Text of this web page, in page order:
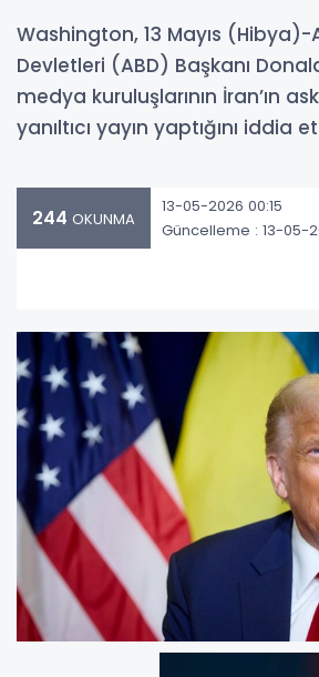
Washington, 13 Mayıs (Hibya)-
Devletleri (ABD) Başkanı
medya kuruluşlarının İran’ın
yanıltıcı yayın yaptığını iddia
244 OKUNMA
13-05-2026 00:15
Güncelleme : 13-05-